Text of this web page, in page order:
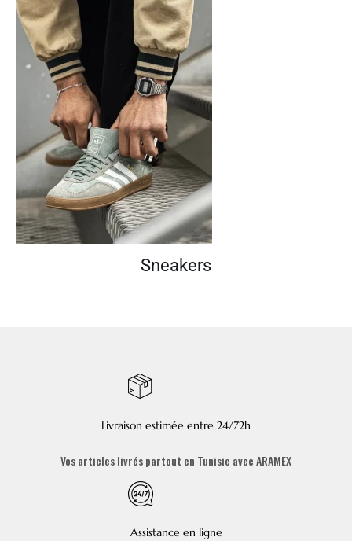
Sneakers
Livraison estimée entre 24/72h
Vos articles livrés partout en Tunisie avec ARAMEX
Assistance en ligne